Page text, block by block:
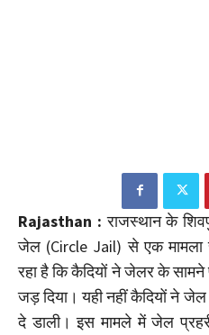
Rajasthan : राजस्थान के
जेल (Circle Jail) से एक मामला
रहा है कि कैदियों ने जेलर के सामने
जड़ दिया। यही नहीं कैदियों ने जेल
दे डाली। इस मामले में जेल